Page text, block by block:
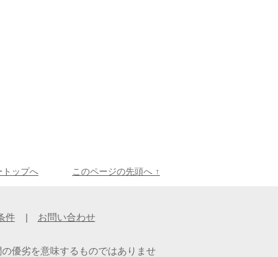
ップへ このページの先頭へ ↑
件 | お問い合わせ
優劣を意味するものではありませ